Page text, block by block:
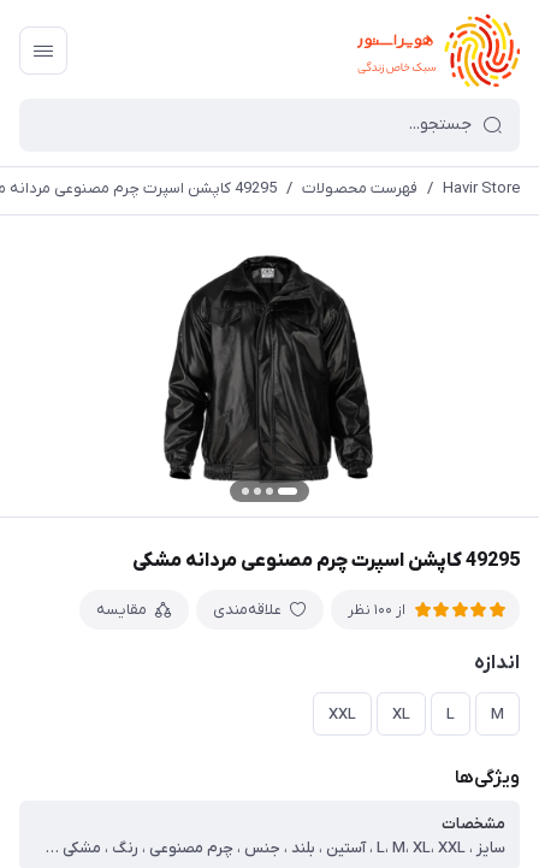
Havir Store
/ فهرست محصولات / 49295 کاپشن اسپرت چرم مصنوعی مردانه مشکی
49295 کاپشن اسپرت چرم مصنوعی مردانه مشکی
از 100 نظر علاقه‌مندی مقایسه
اندازه
M
L
XL
XXL
ویژگی‌ها
مشخصات
سایز ، L، M، XL، XXL ، آستین ، بلند ، جنس ، چرم مصنوعی ، رنگ ، مشکی ، یقه ، برگردان ، طرح پارچه ، ساده ، نحوه بسته شدن ، زیپی ، نوع ، کاپشن ، جنس داخلی ، کرک دار ، سایز مدل ، دو ایکس لارج ، سایز مدیوم ، دور سینه=106 قد=66 آستین=62 ، سایز لارج ، دور سینه=112 قد=68 آستین=63 ، سایز ایکس لارج ، دور سینه=118 قد=70 آستین=64 ، سایز دو ایکس لارج ، دور سینه=122 قد=72 آستین=65